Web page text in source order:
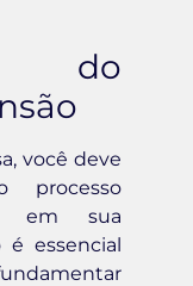
do
você deve
processo
em sua
é essencial